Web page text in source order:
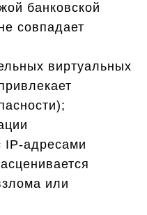
банковской
совпадает
виртуальных
IP-адресами
или